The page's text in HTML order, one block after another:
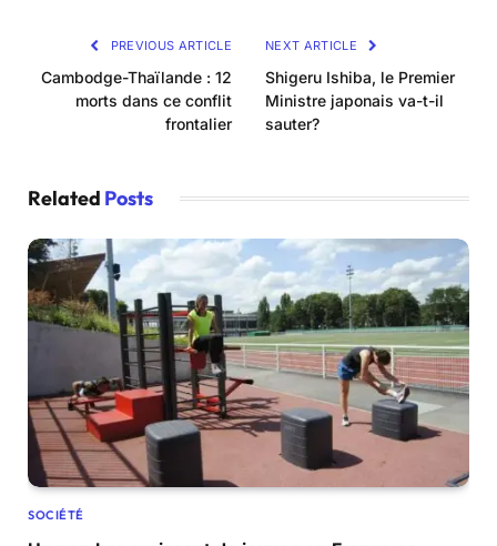
PREVIOUS ARTICLE
Cambodge-Thaïlande : 12
morts dans ce conflit
frontalier
NEXT ARTICLE
Shigeru Ishiba, le Premier
Ministre japonais va-t-il
sauter?
Related Posts
SOCIÉTÉ